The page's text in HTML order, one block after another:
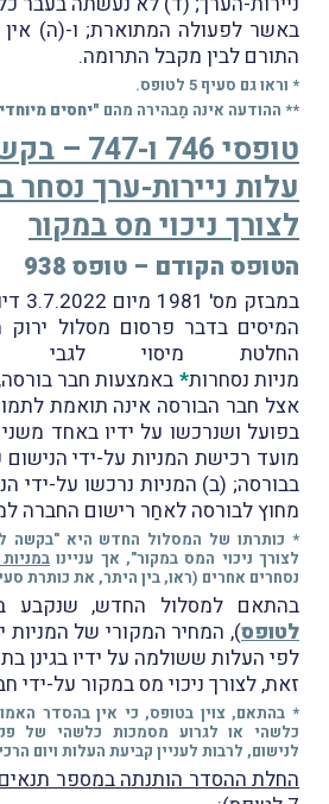
באשר לפעולה המתוארת; ו-(ה) אין
התורם לבין מקבל התרומה.
* וראו גם סעיף 5 לטופס.
** ההודעה אינה מַבהירה מהם "יחסים
טופסי 746
עלות ניירות-ערך נסחר
לצורך ניכוי מס במקור
הטופס הקודם – טופס 938
המיסים בדבר פרסום מסלול ירוק
החלטת מיסוי לגבי
מניות נסחרות* באמצעות חבר
אצל חבר הבורסה אינה תואמת
בפועל ושנרכשו על ידיו באחד
מועד רכישת המניות על-ידי
בבורסה; (ב) המניות נרכשו על-ידי
מחוץ לבורסה לאחַר רישום החברה
* כותרתו של המסלול החדש היא "בקשה
לצורך ניכוי המס במקור", אך עניינו
נסחרים אחרים (ראו, בין היתר, את כותרת סעיף 3
בהתאם למסלול החדש, שנקבע
לטופס), המחיר המקורי של המניות
לפי העלות ששולמה על ידיו בגינן
זאת, לצורך ניכוי מס במקור על-ידי
* בהתאם, צוין בטופס, כי אין בהסדר
כלשהי או לגרוע מסמכות כלשהי של
לנישום, לרבות לעניין קביעת העלות ויום
החלת ההסדר הותנתה במספר